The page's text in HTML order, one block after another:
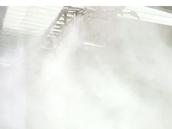
傘エントリーモデル。低価格ながらUVカッ
好バランスが光る。価格：2200円
ブロック 折 55cm
晴雨兼用折傘の中級モデル。生地裏面に貼
格：5390円
ャンプ折